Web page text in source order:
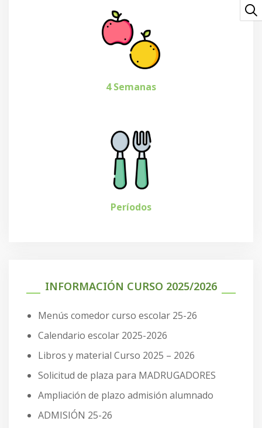
4 Semanas
Períodos
INFORMACIÓN CURSO 2025/2026
Menús comedor curso escolar 25-26
Calendario escolar 2025-2026
Libros y material Curso 2025 – 2026
Solicitud de plaza para MADRUGADORES
Ampliación de plazo admisión alumnado
ADMISIÓN 25-26